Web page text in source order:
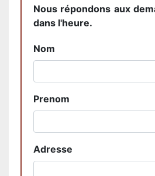
Nous répondons aux
dans l'heure.
Nom
Prenom
Adresse